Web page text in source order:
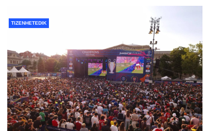
TIZENHETEDIK